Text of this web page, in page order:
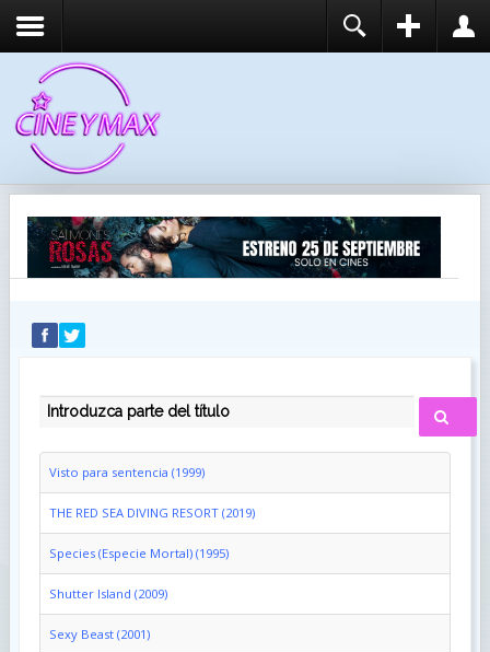
RECUÉRDEME
IDENTIFICARSE
INTRODUZCA PARTE DEL TÍTULO
Visto para sentencia (1999)
THE RED SEA DIVING RESORT (2019)
Species (Especie Mortal) (1995)
Shutter Island (2009)
Sexy Beast (2001)